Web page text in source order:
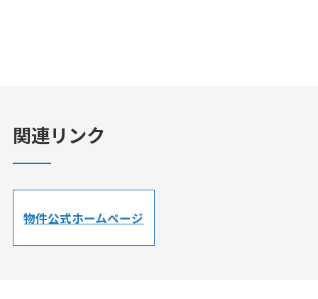
関連リンク
物件公式ホームページ